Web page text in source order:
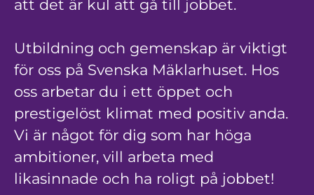
att det är kul att gå till jobbet.
Utbildning och gemenskap är viktigt
för oss på Svenska Mäklarhuset. Hos
oss arbetar du i ett öppet och
prestigelöst klimat med positiv anda.
Vi är något för dig som har höga
ambitioner, vill arbeta med
likasinnade och ha roligt på jobbet!